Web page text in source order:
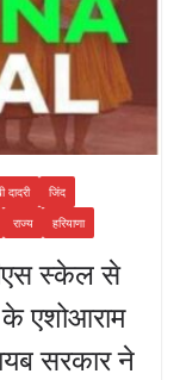
दादरी
जिंद
राज्य हरियाणा
स्केल से
के एशोआराम
सरकार ने